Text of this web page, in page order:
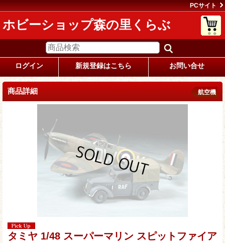
PCサイト
ホビーショップ森の里くらぶ
ログイン 新規登録はこちら お問い合せ
商品詳細 航空機
タミヤ 1/48 スーパーマリン スピットファイア